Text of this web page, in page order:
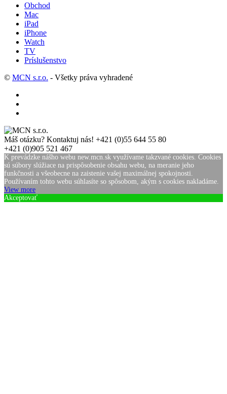
Obchod
Mac
iPad
iPhone
Watch
TV
Príslušenstvo
© MCN s.r.o. - Všetky práva vyhradené
Máš otázku? Kontaktuj nás! +421 (0)55 644 55 80
+421 (0)905 521 467
K prevádzke nášho webu new.mcn.sk využívame takzvané cookies. Cookies
sú súbory slúžiace na prispôsobenie obsahu webu, na meranie jeho
funkčnosti a všeobecne na zaistenie vašej maximálnej spokojnosti.
Používaním tohto webu súhlasíte so spôsobom, akým s cookies nakladáme.
View more
Akceptovať